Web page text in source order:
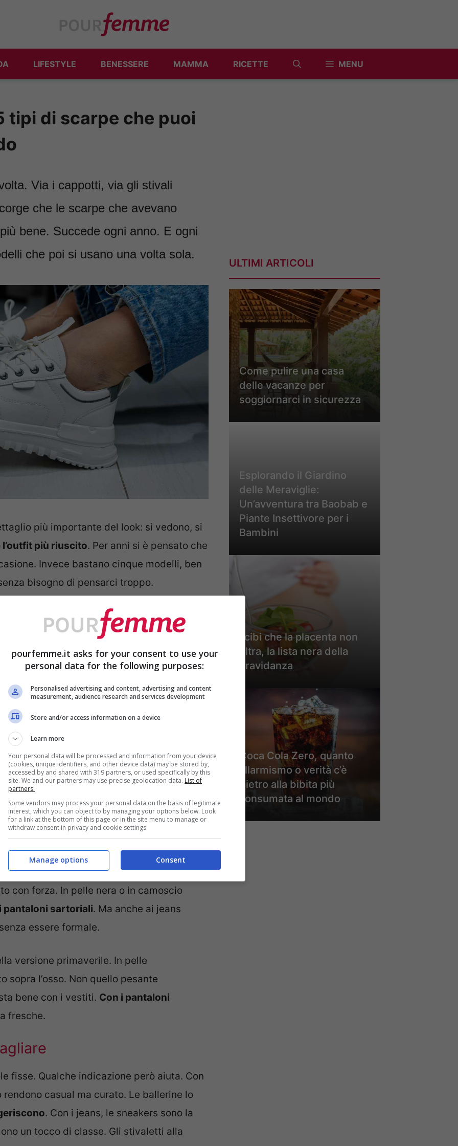
LIFESTYLE BENESSERE MAMMA RICETTE MENU
tipi di scarpe che puoi
Via i cappotti, via gli stivali
che le scarpe che avevano
bene. Succede ogni anno. E ogni
che poi si usano una volta sola.
più importante del look: si vedono, si
più riuscito. Per anni si è pensato che
Invece bastano cinque modelli, ben
bisogno di pensarci troppo.
mai
piatte che dopo due ore diventano una
e un tacco bassissimo.Meglio se in
con la pelle
mai.
. Quella in pelle, pulita, senza scritte
anche con un abito lungo. Con i
È l’unica scarpa capace di rendere
il gladiator e il minimalista: due strisce,
mare. Si mette anche per un aperitivo in
con forza. In pelle nera o in camoscio
pantaloni sartoriali. Ma anche ai jeans
essere formale.
versione primaverile. In pelle
l’osso. Non quello pesante
bene con i vestiti. Con i pantaloni
fresche.
fisse. Qualche indicazione però aiuta. Con
casual ma curato. Le ballerine lo
. Con i jeans, le sneakers sono la
un tocco di classe. Gli stivaletti alla
ULTIMI ARTICOLI
Come pulire una casa
delle vacanze per
soggiornarci in sicurezza
Esplorando il Giardino
delle Meraviglie:
Un’avventura tra Baobab e
Piante Insettivore per i
Bambini
I cibi che la placenta non
filtra, la lista nera della
gravidanza
Coca Cola Zero, quanto
allarmismo o verità c’è
dietro alla bibita più
consumata al mondo
pourfemme.it asks for your consent to use your
personal data for the following purposes:
Personalised advertising and content, advertising and content
measurement, audience research and services development
Store and/or access information on a device
Learn more
Your personal data will be processed and information from your device
(cookies, unique identifiers, and other device data) may be stored by,
accessed by and shared with 319 partners, or used specifically by this
site. We and our partners may use precise geolocation data. List of
partners.
Some vendors may process your personal data on the basis of legitimate
interest, which you can object to by managing your options below. Look
for a link at the bottom of this page or in the site menu to manage or
withdraw consent in privacy and cookie settings.
Consent
Manage options